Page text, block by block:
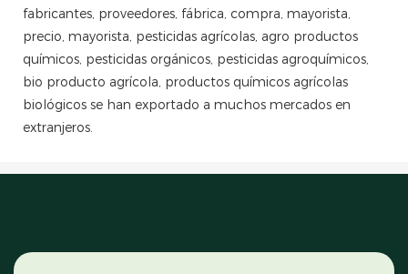
fabricantes, proveedores, fábrica, compra, mayorista,
precio, mayorista, pesticidas agrícolas, agro productos
químicos, pesticidas orgánicos, pesticidas agroquímicos,
bio producto agrícola, productos químicos agrícolas
biológicos se han exportado a muchos mercados en
extranjeros.